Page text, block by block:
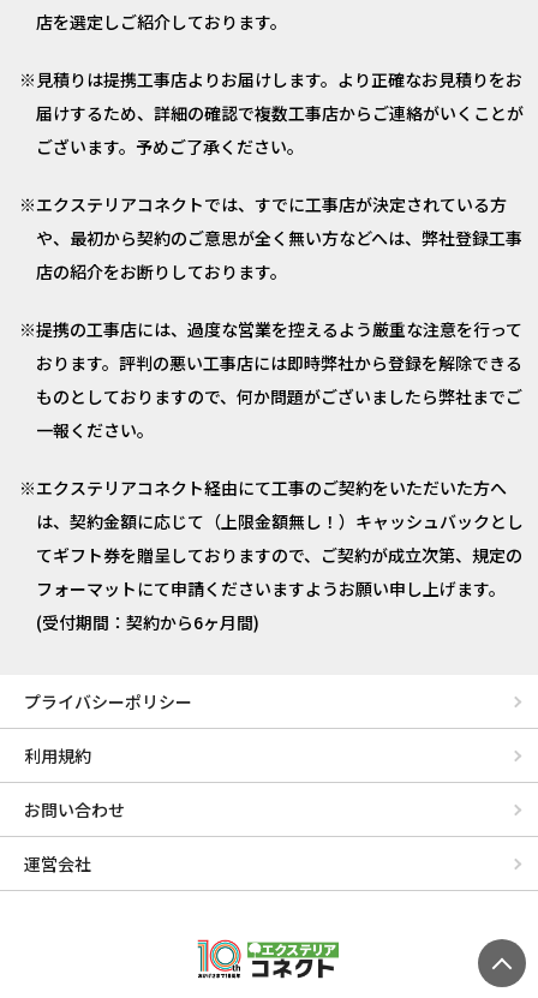
店を選定しご紹介しております。
見積りは提携工事店よりお届けします。より正確なお見積りをお
届けするため、詳細の確認で複数工事店からご連絡がいくことが
ございます。予めご了承ください。
エクステリアコネクトでは、すでに工事店が決定されている方
や、最初から契約のご意思が全く無い方などへは、弊社登録工事
店の紹介をお断りしております。
提携の工事店には、過度な営業を控えるよう厳重な注意を行って
おります。評判の悪い工事店には即時弊社から登録を解除できる
ものとしておりますので、何か問題がございましたら弊社までご
一報ください。
エクステリアコネクト経由にて工事のご契約をいただいた方へ
は、契約金額に応じて（上限金額無し！）キャッシュバックとし
てギフト券を贈呈しておりますので、ご契約が成立次第、規定の
フォーマットにて申請くださいますようお願い申し上げます。
(受付期間：契約から6ヶ月間)
プライバシーポリシー
利用規約
お問い合わせ
運営会社